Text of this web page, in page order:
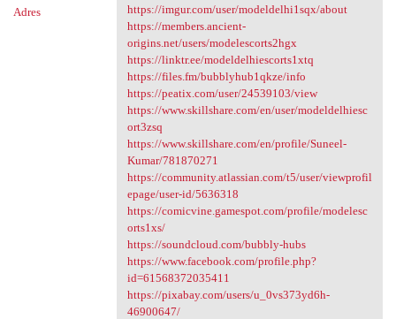
Adres
https://imgur.com/user/modeldelhi1sqx/about
https://members.ancient-
origins.net/users/modelescorts2hgx
https://linktr.ee/modeldelhiescorts1xtq
https://files.fm/bubblyhub1qkze/info
https://peatix.com/user/24539103/view
https://www.skillshare.com/en/user/modeldelhiesc
ort3zsq
https://www.skillshare.com/en/profile/Suneel-
Kumar/781870271
https://community.atlassian.com/t5/user/viewprofil
epage/user-id/5636318
https://comicvine.gamespot.com/profile/modelesc
orts1xs/
https://soundcloud.com/bubbly-hubs
https://www.facebook.com/profile.php?
id=61568372035411
https://pixabay.com/users/u_0vs373yd6h-
46900647/